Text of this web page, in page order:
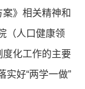
案》相关精神和
（人口健康领
度化工作的主要
实好“两学一做”